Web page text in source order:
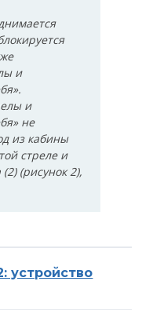
и
и
не
из кабины
стреле и
(рисунок 2),
устройство